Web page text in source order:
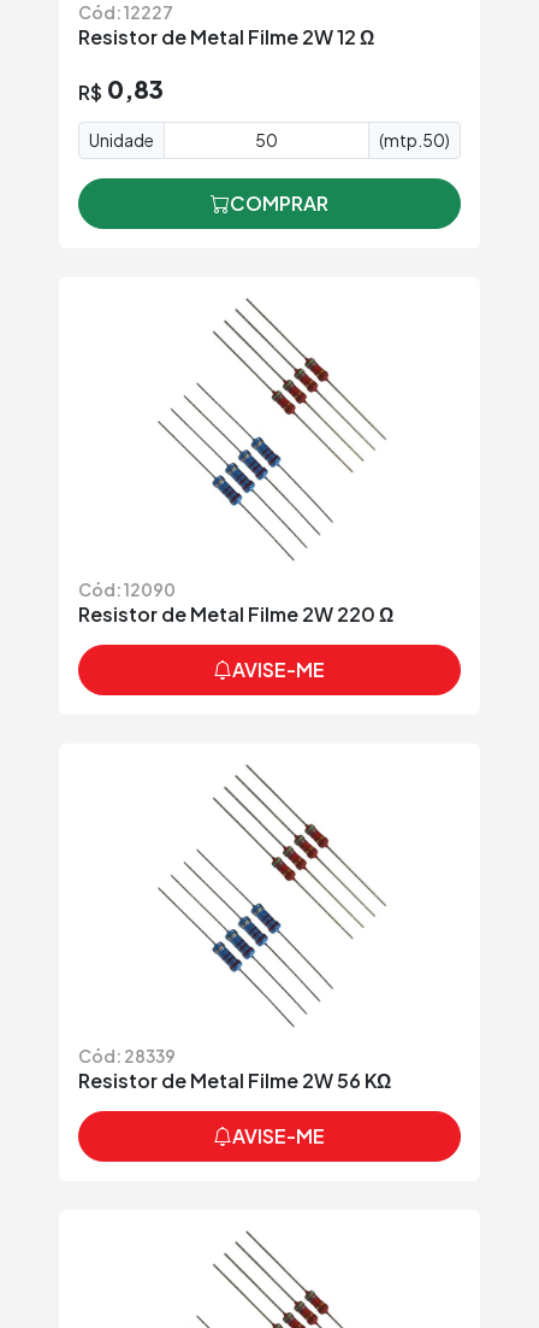
Cód: 12227
Resistor de Metal Filme 2W 12 Ω
R$ 0,83
Unidade (mtp.50)
COMPRAR
Cód: 12090
Resistor de Metal Filme 2W 220 Ω
AVISE-ME
Cód: 28339
Resistor de Metal Filme 2W 56 KΩ
AVISE-ME